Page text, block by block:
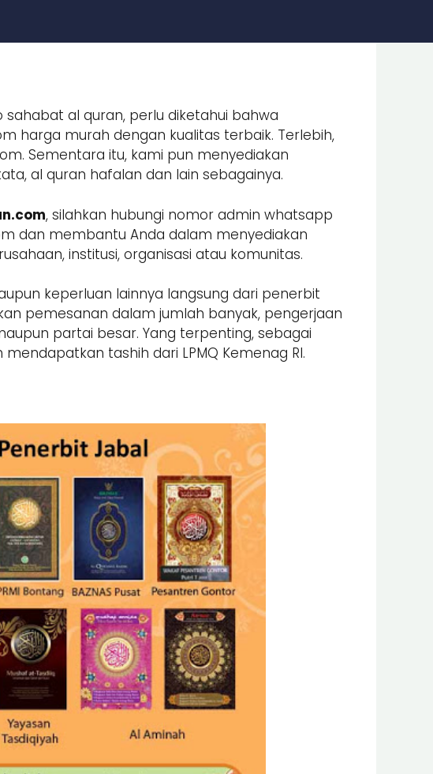
sahabat al quran, perlu diketahui bahwa
harga murah dengan kualitas terbaik. Terlebih,
Sementara itu, kami pun menyediakan
al quran hafalan dan lain sebagainya.
, silahkan hubungi nomor admin whatsapp
dan membantu Anda dalam menyediakan
institusi, organisasi atau komunitas.
keperluan lainnya langsung dari penerbit
pemesanan dalam jumlah banyak, pengerjaan
partai besar. Yang terpenting, sebagai
mendapatkan tashih dari LPMQ Kemenag RI.